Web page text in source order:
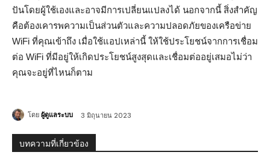
ปันโดยผู้ใช้เองและอาจมีการเปลี่ยนแปลงได้ นอกจากนี้ สิ่งสำคัญ
คือต้องเคารพความเป็นส่วนตัวและความปลอดภัยของเครือข่าย
WiFi ที่คุณเข้าถึง เมื่อใช้แอปเหล่านี้ ให้ใช้ประโยชน์จากการเชื่อม
ต่อ WiFi ที่มีอยู่ให้เกิดประโยชน์สูงสุดและเชื่อมต่ออยู่เสมอไม่ว่า
คุณจะอยู่ที่ไหนก็ตาม
โดยผู้ดูแลระบบ 3 มิถุนายน 2023
บทความที่เกี่ยวข้อง